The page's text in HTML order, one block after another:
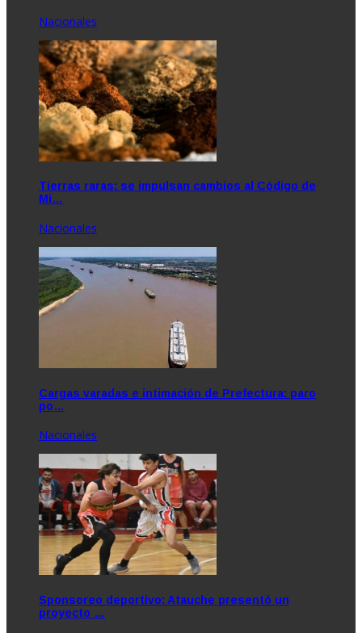
Nacionales
Tierras raras: se impulsan cambios al Código de
Mi…
Nacionales
Cargas varadas e intimación de Prefectura: paro
po…
Nacionales
Sponsoreo deportivo: Atauche presentó un
proyecto …